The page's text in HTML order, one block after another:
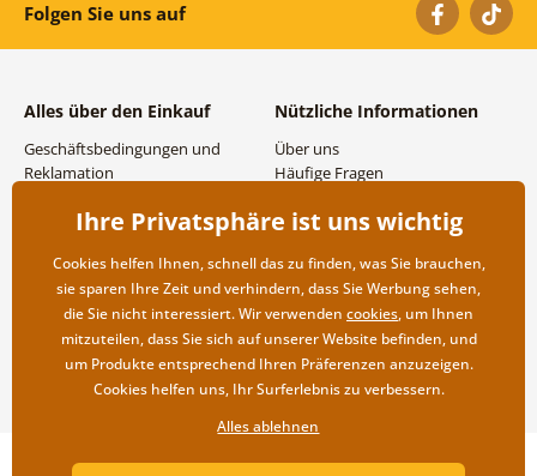
Folgen Sie uns auf
Alles über den Einkauf
Geschäftsbedingungen und
Reklamation
Versand- und
Rücksendung der Ware
Nützliche Informationen
Über uns
Häufige Fragen
Großhandel und
Copyright ©2019 © Dovido.at.
Ihre Privatsphäre ist uns wichtig
Cookies helfen Ihnen, schnell das zu finden, was Sie brauchen,
sie sparen Ihre Zeit und verhindern, dass Sie Werbung sehen,
die Sie nicht interessiert. Wir verwenden cookies, um Ihnen
mitzuteilen, dass Sie sich auf unserer Website befinden, und
um Produkte entsprechend Ihren Präferenzen anzuzeigen.
Cookies helfen uns, Ihr Surferlebnis zu verbessern.
Alles ablehnen